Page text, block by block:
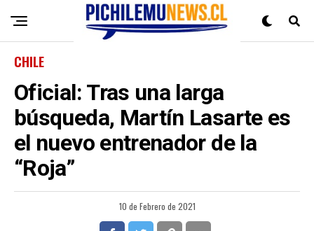
CHILE
Oficial: Tras una larga
búsqueda, Martín Lasarte es
el nuevo entrenador de la
“Roja”
10 de Febrero de 2021